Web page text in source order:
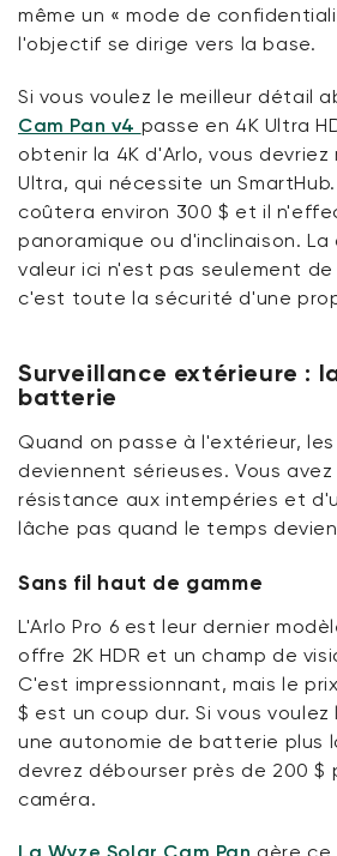
même un « mode de
l'objectif se dirige vers la base.
Si vous voulez le meilleur détail
Cam Pan v4 passe en 4K Ultra
obtenir la 4K d'Arlo,vous devriez
Ultra, qui nécessite unSmartHub
coûtera environ 300 $ etil
panoramique ou d'inclinaison.
valeur ici n'est pas seulement
c'est toute la sécurité d'une
Surveillance extérieure :
batterie
Quand on passe à l'extérieur,
deviennent sérieuses. Vous
résistance aux intempéries et
lâche pas quand le temps
Sans fil haut de gamme
L'Arlo Pro 6 est leur dernier
offre 2K HDR et un champ de
C'est impressionnant, mais le
$ est un coup dur. Si vous voulez
une autonomie de batterie plus
devrez débourserprès de 200 $
caméra.